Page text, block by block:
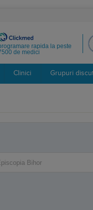
rapida la peste
de medici
Clinici Grupuri
Bihor